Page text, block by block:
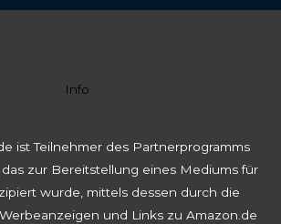
Info
ist Teilnehmer des Partnerprogramms
zur Bereitstellung eines Mediums für
wurde, mittels dessen durch die
und Links zu Amazon.de